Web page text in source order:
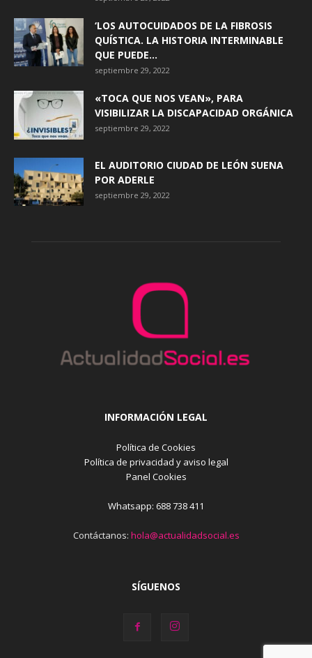
‘LOS AUTOCUIDADOS DE LA FIBROSIS
QUÍSTICA. LA HISTORIA INTERMINABLE
QUE PUEDE...
septiembre 29, 2022
«TOCA QUE NOS VEAN», PARA
VISIBILIZAR LA DISCAPACIDAD ORGÁNICA
septiembre 29, 2022
EL AUDITORIO CIUDAD DE LEÓN SUENA
POR ADERLE
septiembre 29, 2022
INFORMACIÓN LEGAL
Política de Cookies
Política de privacidad y aviso legal
Panel Cookies
Whatsapp: 688 738 411
Contáctanos: hola@actualidadsocial.es
SÍGUENOS